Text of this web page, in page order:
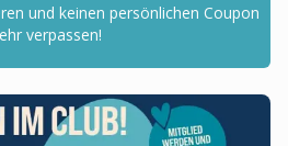
und keinen persönlichen Coupon
verpassen!